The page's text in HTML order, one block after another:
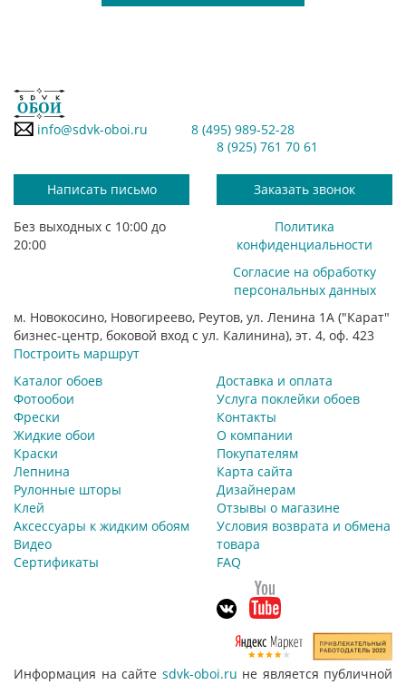
info@sdvk-oboi.ru
8 (495) 989-52-28
8 (925) 761 70 61
Написать письмо Заказать звонок
Без выходных с 10:00 до
20:00
Политика
конфиденциальности
Согласие на обработку
персональных данных
м. Новокосино, Новогиреево, Реутов, ул. Ленина 1А ("Карат"
бизнес-центр, боковой вход с ул. Калинина), эт. 4, оф. 423
Построить маршрут
Каталог обоев
Фотообои
Фрески
Жидкие обои
Краски
Лепнина
Рулонные шторы
Клей
Аксессуары к жидким обоям
Видео
Сертификаты
Доставка и оплата
Услуга поклейки обоев
Контакты
О компании
Покупателям
Карта сайта
Дизайнерам
Отзывы о магазине
Условия возврата и обмена
товара
FAQ
Информация на сайте sdvk-oboi.ru не является публичной